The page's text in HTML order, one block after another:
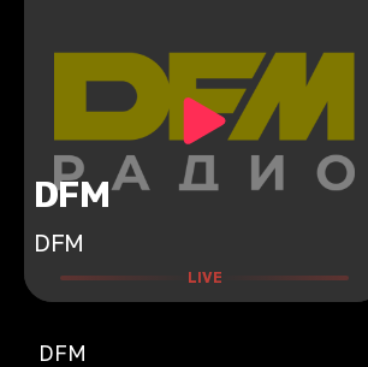
DFM
DFM
LIVE
DFM